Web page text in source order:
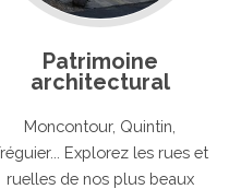
Patrimoine
architectural
Moncontour, Quintin,
Explorez les rues et
ruelles de nos plus beaux